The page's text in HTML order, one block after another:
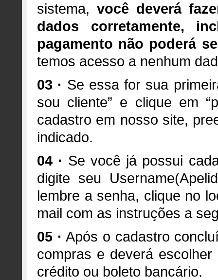
sistema, você deverá
dados corretamente,
pagamento não poderá
temos acesso a nenhum
03 · Se essa for sua
sou cliente” e clique em
cadastro em nosso site,
indicado.
04 · Se você já possui
digite seu
lembre a senha, clique no
mail com as instruções a
05 · Após o cadastro
compras e deverá
crédito ou boleto bancário.